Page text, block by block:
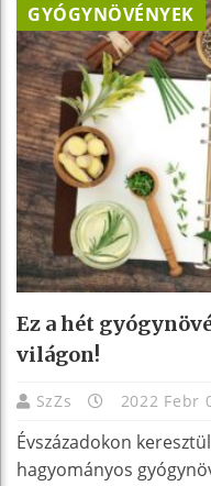
GYÓGYNÖVÉNYEK
Ez a hét
világon!
SzZs 2022 Febr
Évszázadokon
hagyományos